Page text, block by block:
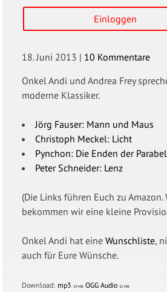
Einloggen
18. Juni 2013 | 10 Kommentare
Onkel Andi und Andrea Frey
moderne Klassiker.
Jörg Fauser: Mann und Maus
Christoph Meckel: Licht
Pynchon: Die Enden der Parabel
Peter Schneider: Lenz
(Die Links führen Euch zu
bekommen wir eine kleine
Onkel Andi hat eineWunschliste,
auch für Eure Wünsche.
Download: mp3 19 MB OGG Audio 32 MB